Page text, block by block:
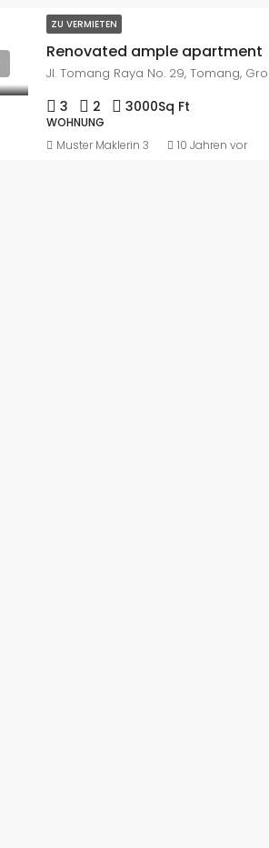
ZU VERMIETEN
Renovated ample apartment
3 2 3000Sq Ft
WOHNUNG
Muster Maklerin 3 10 Jahren vor